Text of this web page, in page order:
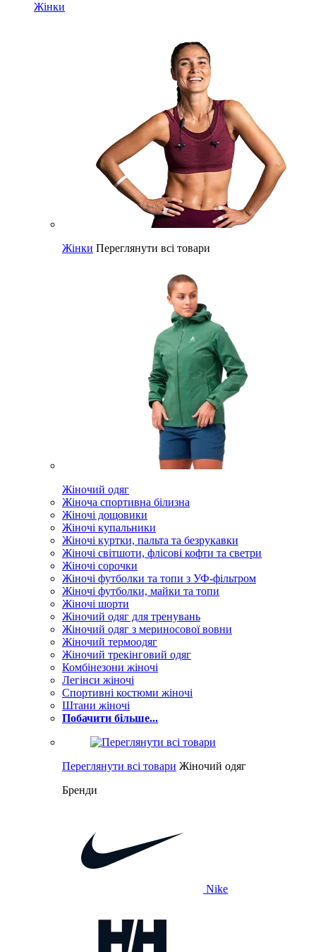
Жінки
Жінки Переглянути всі товари
Жіночий одяг
Жіноча спортивна білизна
Жіночі дощовики
Жіночі купальники
Жіночі куртки, пальта та безрукавки
Жіночі світшоти, флісові кофти та светри
Жіночі сорочки
Жіночі футболки та топи з УФ-фільтром
Жіночі футболки, майки та топи
Жіночі шорти
Жіночий одяг для тренувань
Жіночий одяг з мериносової вовни
Жіночий термоодяг
Жіночий трекінговий одяг
Комбінезони жіночі
Легінси жіночі
Спортивні костюми жіночі
Штани жіночі
Побачити більше...
Переглянути всі товари Жіночий одяг
Бренди
Nike